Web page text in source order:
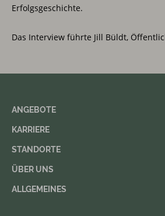
Erfolgsgeschichte.
Das Interview führte Jill Büldt,
ANGEBOTE
KARRIERE
STANDORTE
ÜBER UNS
ALLGEMEINES